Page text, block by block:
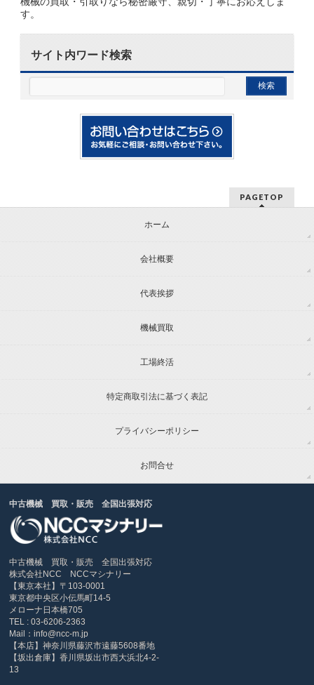
す。
サイト内ワード検索
PAGETOP
ホーム
会社概要
代表挨拶
機械買取
工場終活
特定商取引法に基づく表記
プライバシーポリシー
お問合せ
中古機械 買取・販売 全国出張対応
中古機械 買取・販売 全国出張対応
株式会社NCC NCCマシナリー
【東京本社】〒103-0001
東京都中央区小伝馬町14-5
メローナ日本橋705
TEL : 03-6206-2363
Mail：info@ncc-m.jp
【本店】神奈川県藤沢市遠藤5608番地
【坂出倉庫】香川県坂出市西大浜北4-2-
13